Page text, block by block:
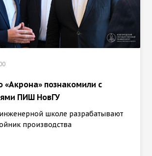
«Акрона» познакомили с
ПИШ НовГУ
школе разрабатывают
производства